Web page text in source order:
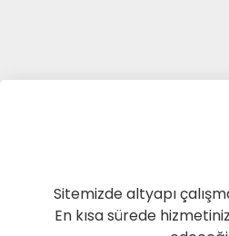
Sitemizde altyapı
En kısa sürede